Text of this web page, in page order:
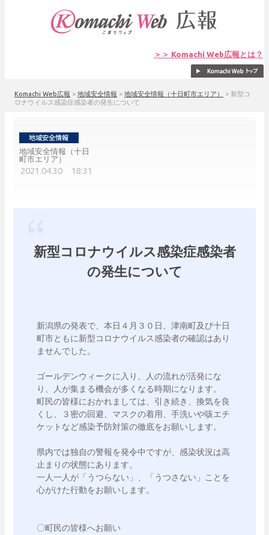
＞＞ Komachi Web広報とは？
Komachi Web広報 > 地域安全情報 > 地域安全情報（十日町市エリア） > 新型コ
ロナウイルス感染症感染者の発生について
地域安全情報（十日
町市エリア）
2021.04.30 18:31
新型コロナウイルス感染症感染者
の発生について
新潟県の発表で、本日４月３０日、津南町及び十日
町市ともに新型コロナウイルス感染者の確認はあり
ませんでした。
ゴールデンウィークに入り、人の流れが活発にな
り、人が集まる機会が多くなる時期になります。
町民の皆様におかれましては、引き続き、換気を良
くし、３密の回避、マスクの着用、手洗いや咳エチ
ケットなど感染予防対策の徹底をお願いします。
県内では独自の警報を発令中ですが、感染状況は高
止まりの状態にあります。
一人一人が「うつらない」、「うつさない」ことを
心がけた行動をお願いします。
〇町民の皆様へお願い